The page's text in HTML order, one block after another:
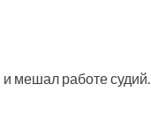
мешал работе судий.